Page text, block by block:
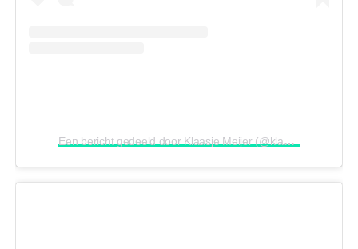
Een bericht gedeeld door Klaasje Meijer (@klaasje_meijer)